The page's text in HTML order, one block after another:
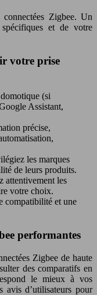
Zigbee. Un
et de votre
votre prise
(si
Assistant,
précise,
les marques
de leurs produits.
attentivement les
votre choix.
compatibilité et une
performantes
Zigbee de haute
des comparatifs en
le mieux à vos
avis d’utilisateurs pour